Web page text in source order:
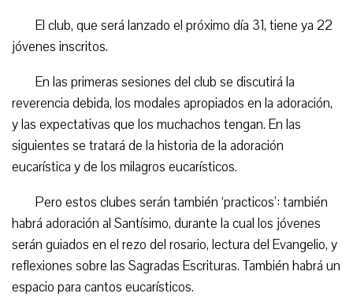
El club, que será lanzado el próximo día 31, tiene ya 22
jóvenes inscritos.
En las primeras sesiones del club se discutirá la
reverencia debida, los modales apropiados en la adoración,
y las expectativas que los muchachos tengan. En las
siguientes se tratará de la historia de la adoración
eucarística y de los milagros eucarísticos.
Pero estos clubes serán también ‘practicos’: también
habrá adoración al Santísimo, durante la cual los jóvenes
serán guiados en el rezo del rosario, lectura del Evangelio, y
reflexiones sobre las Sagradas Escrituras. También habrá un
espacio para cantos eucarísticos.